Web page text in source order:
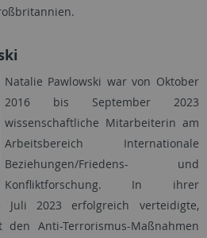
Natalie Pawlowski war von Oktober
2016 bis September 2023
wissenschaftliche Mitarbeiterin am
Arbeitsbereich Internationale
Beziehungen/Friedens- und
Konflikt­forschung. In ihrer
2023 erfolgreich verteidigte,
Anti-Terrorismus-Maßnahmen